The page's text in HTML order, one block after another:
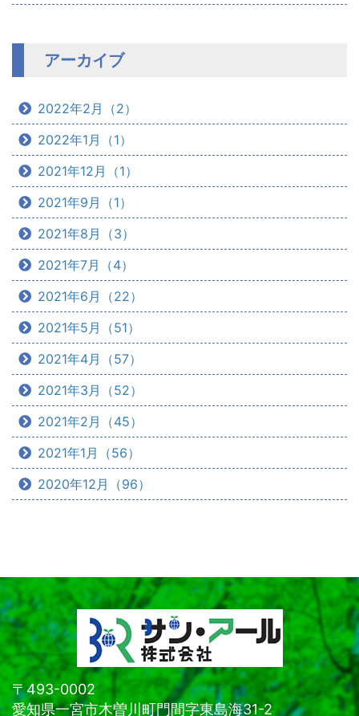
アーカイブ
2022年2月（2）
2022年1月（1）
2021年12月（1）
2021年9月（1）
2021年8月（3）
2021年7月（4）
2021年6月（22）
2021年5月（51）
2021年4月（57）
2021年3月（52）
2021年2月（45）
2021年1月（56）
2020年12月（96）
〒493-0002
愛知県一宮市木曽川町門間字東島海31-2